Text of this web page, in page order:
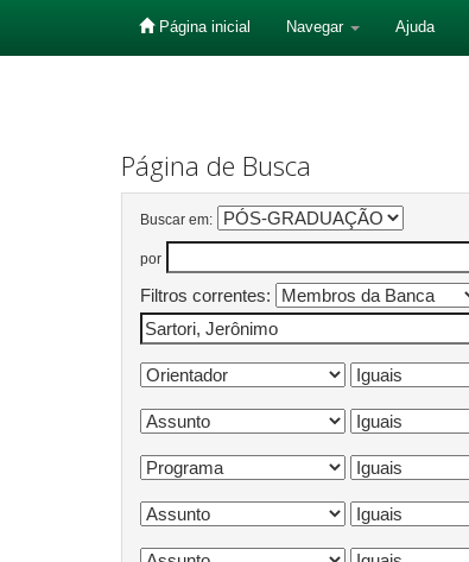
Página inicial Navegar Ajuda
Página de Busca
Buscar em:
por
Filtros correntes: